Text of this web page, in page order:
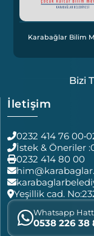
Karabağlar Bilim
Bizi
İletişim
0232 414 76 00•
İstek & Öneriler :
0232 414 80 00
Yeşillik cad.
Whatsapp
0538 226 38